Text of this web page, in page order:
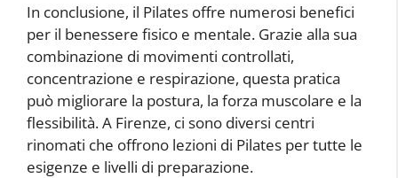
In conclusione, il Pilates offre numerosi benefici
per il benessere fisico e mentale. Grazie alla sua
combinazione di movimenti controllati,
concentrazione e respirazione, questa pratica
può migliorare la postura, la forza muscolare e la
flessibilità. A Firenze, ci sono diversi centri
rinomati che offrono lezioni di Pilates per tutte le
esigenze e livelli di preparazione.